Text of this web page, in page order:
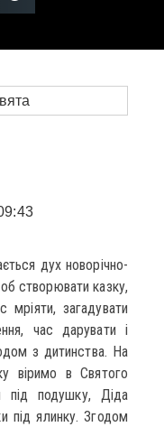
дух новорічно-
створювати казку,
мріяти, загадувати
час дарувати і
з дитинства. На
віримо в Святого
під подушку, Діда
під ялинку. Згодом